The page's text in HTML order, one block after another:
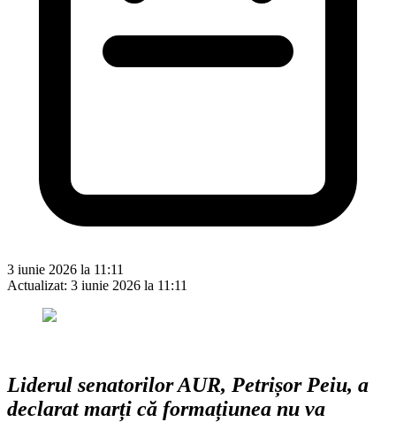
3 iunie 2026 la 11:11
Actualizat: 3 iunie 2026 la 11:11
Liderul senatorilor AUR, Petrișor Peiu, a
declarat marți că formațiunea nu va